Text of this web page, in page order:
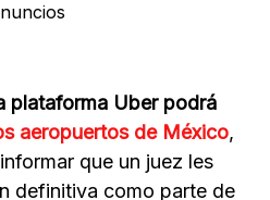
plataforma Uber podrá
aeropuertos de México,
que un juez les
definitiva como parte de